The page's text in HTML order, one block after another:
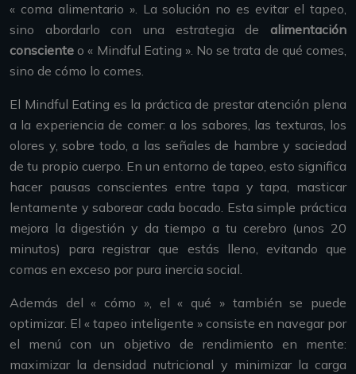
« coma alimentario ». La solución no es evitar el tapeo,
sino abordarlo con una estrategia de alimentación
consciente o « Mindful Eating ». No se trata de qué comes,
sino de cómo lo comes.
El Mindful Eating es la práctica de prestar atención plena
a la experiencia de comer: a los sabores, las texturas, los
olores y, sobre todo, a las señales de hambre y saciedad
de tu propio cuerpo. En un entorno de tapeo, esto significa
hacer pausas conscientes entre tapa y tapa, masticar
lentamente y saborear cada bocado. Esta simple práctica
mejora la digestión y da tiempo a tu cerebro (unos 20
minutos) para registrar que estás lleno, evitando que
comas en exceso por pura inercia social.
Además del « cómo », el « qué » también se puede
optimizar. El « tapeo inteligente » consiste en navegar por
el menú con un objetivo de rendimiento en mente:
maximizar la densidad nutricional y minimizar la carga